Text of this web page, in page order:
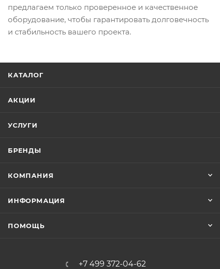
предлагаем только проверенное и качественное
оборудование, чтобы гарантировать долговечность
и стабильность вашего проекта.
КАТАЛОГ
АКЦИИ
УСЛУГИ
БРЕНДЫ
КОМПАНИЯ
ИНФОРМАЦИЯ
ПОМОЩЬ
+7 499 372-04-62